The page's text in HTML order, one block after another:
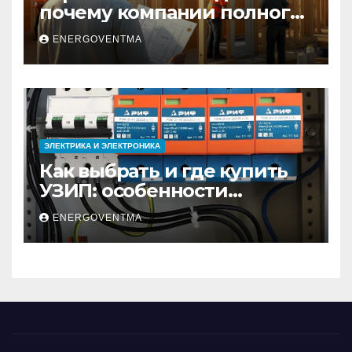
почему компании полного
цикла меняют рынок
недвижимости
ENERGOVENTMA
ЭЛЕКТРИКА И ЭЛЕКТРОНИКА
Как выбрать и где купить
УЗИП: особенности
устройств защиты от
импульсных
перенапряжений
ENERGOVENTMA